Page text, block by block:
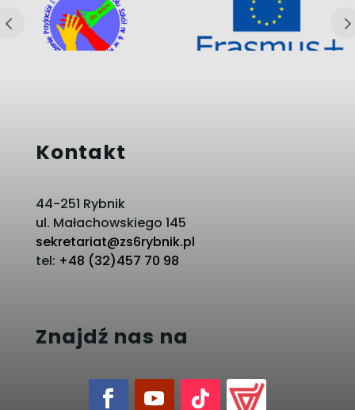
Kontakt
44-251 Rybnik
ul. Małachowskiego 145
sekretariat@zs6rybnik.pl
tel: +48 (32)457 70 98
Znajdź nas na